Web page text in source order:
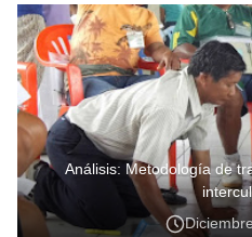
Análisis: Metodología de